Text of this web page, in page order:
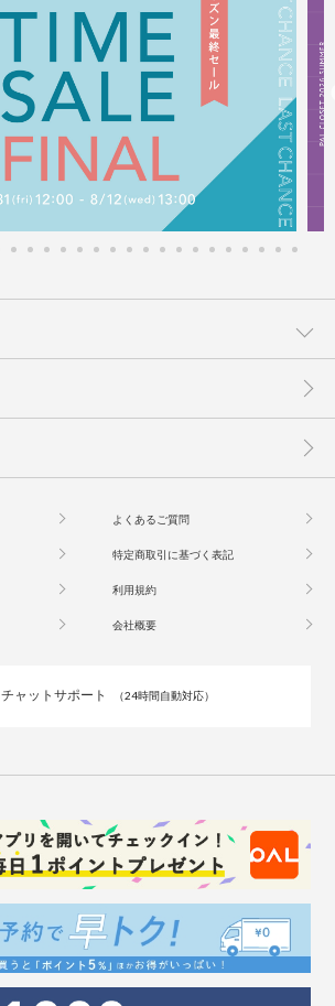
よくあるご質問
特定商取引に基づく表記
利用規約
会社概要
チャットサポート （24時間自動対応）